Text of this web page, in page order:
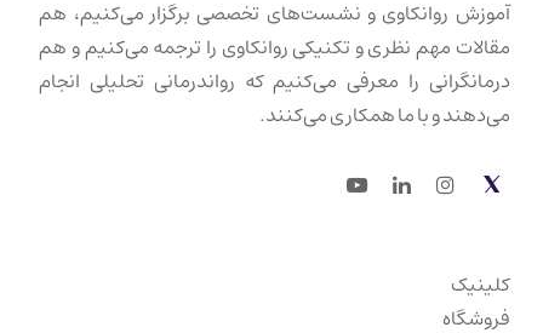
آموزش روانکاوی و نشست‌های تخصصی برگزار می‌کنیم، هم
مقالات مهم نظری و تکنیکی روانکاوی را ترجمه می‌کنیم و هم
درمانگرانی را معرفی می‌کنیم که رواندرمانی تحلیلی انجام
می‌دهند و با ما همکاری می‌کنند.
Twitter
Instagram
LinkedIn
Youtube
کلینیک
فروشگاه